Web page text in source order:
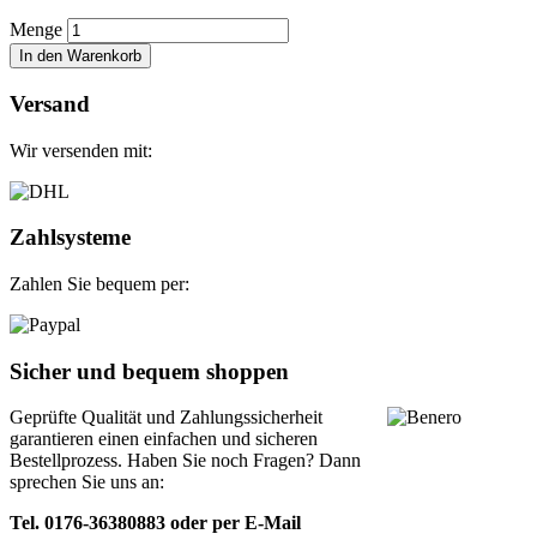
Menge
In den Warenkorb
Versand
Wir versenden mit:
Zahlsysteme
Zahlen Sie bequem per:
Sicher und bequem shoppen
Geprüfte Qualität und Zahlungssicherheit
garantieren einen einfachen und sicheren
Bestellprozess. Haben Sie noch Fragen? Dann
sprechen Sie uns an:
Tel. 0176-36380883 oder per E-Mail